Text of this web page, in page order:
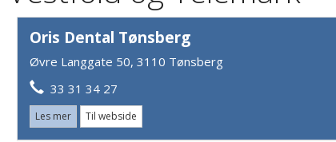
Oris Dental Tønsberg
Øvre Langgate 50, 3110 Tønsberg
33 31 34 27
Les mer Til webside